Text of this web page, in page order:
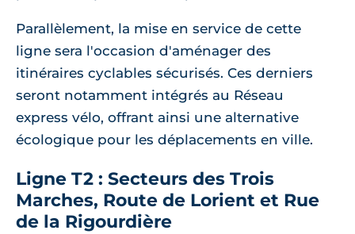
Parallèlement, la mise en service de cette
ligne sera l'occasion d'aménager des
itinéraires cyclables sécurisés. Ces derniers
seront notamment intégrés au Réseau
express vélo, offrant ainsi une alternative
écologique pour les déplacements en ville.
Ligne T2 : Secteurs des Trois
Marches, Route de Lorient et Rue
de la Rigourdière